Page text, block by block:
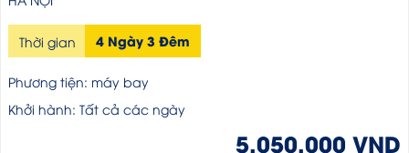
Thời gian 4 Ngày 3 Đêm
Phương tiện: máy bay
Khởi hành: Tất cả các ngày
5,050,000 VND